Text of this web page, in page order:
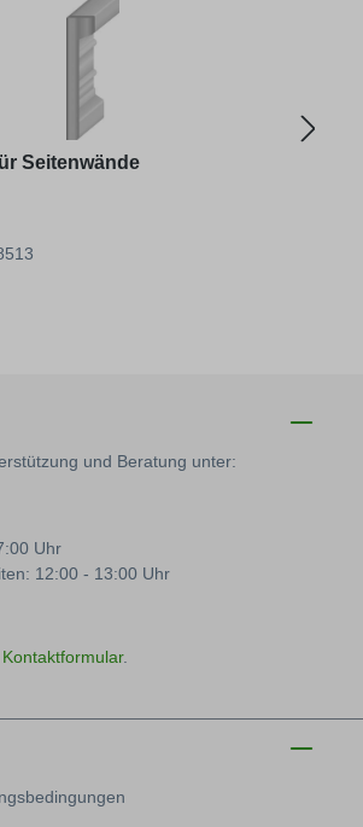
Seitenwände
und Beratung unter:
Uhr
12:00 - 13:00 Uhr
Kontaktformular.